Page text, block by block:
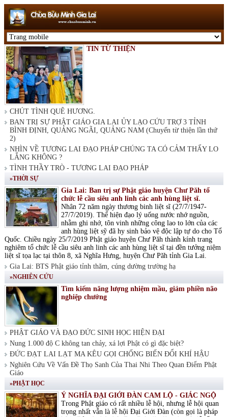
TIN TỪ THIỆN
CHÚT TÌNH QUÊ HƯƠNG.
BAN TRỊ SỰ PHẬT GIÁO GIA LAI ỦY LẠO CỨU TRỢ 3 TỈNH
BÌNH ĐỊNH, QUẢNG NGÃI, QUẢNG NAM (Chuyến từ thiện lần thứ
2)
NHÌN VỀ TƯƠNG LAI ĐẠO PHÁP CHÚNG TA CÓ CẢM THẤY LO
LẮNG KHÔNG ?
TÌNH THẦY TRÒ - TƯƠNG LAI ĐẠO PHÁP
»THỜI SỰ
Gia Lai: Ban trị sự Phật giáo huyện Chư Păh tổ
chức lễ cầu siêu anh linh các anh hùng liệt sĩ.
Nhân 72 năm ngày thương binh liệt sĩ (27/7/1947-
27/7/2019). Thể hiện đạo lý uống nước nhớ nguồn,
nhằm ghi nhớ, tôn vinh những công lao to lớn của các
anh hùng liệt sỹ đã hy sinh bảo vệ độc lập tự do cho Tổ
Quốc. Chiều ngày 25/7/2019 Phật giáo huyện Chư Păh thành kính trang
nghiêm tổ chức lễ cầu siêu anh linh các anh hùng liệt sĩ tại đền tưởng niệm
liệt sĩ tọa lạc tại thôn 8, xã Nghĩa Hưng, huyện Chư Păh tỉnh Gia Lai.
Gia Lai: BTS Phật giáo tỉnh thăm, cúng dường trường hạ
»NGHIÊN CỨU
Tìm kiếm năng lượng nhiệm mầu, giảm phiền não
nghiệp chướng
PHẬT GIÁO VÀ ĐẠO ĐỨC SINH HỌC HIỆN ĐẠI
Nung 1.000 độ C không tan chảy, xá lợi Phật có gì đặc biệt?
ĐỨC ĐẠT LAI LẠT MA KÊU GỌI CHỐNG BIẾN ĐỔI KHÍ HẬU
Nghiên Cứu Về Vấn Đề Thọ Sanh Của Thai Nhi Theo Quan Điểm Phật
Giáo
»PHẬT HỌC
Ý NGHĨA ĐẠI GIỚI ĐÀN CAM LỘ - GIÁC NGỘ
Trong Phật giáo có rất nhiều lễ hội, nhưng lễ hội quan
trọng nhất vẫn là lễ hội Đại Giới Đàn (còn gọi là pháp